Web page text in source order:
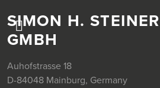
SIMON H.
GMBH
Auhofstrasse 18
D-84048 Mainburg, Germany